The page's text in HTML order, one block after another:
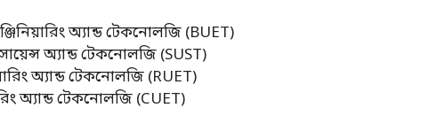
অ্যান্ড টেকনোলজি (BUET)
অ্যান্ড টেকনোলজি (SUST)
অ্যান্ড টেকনোলজি (RUET)
অ্যান্ড টেকনোলজি (CUET)